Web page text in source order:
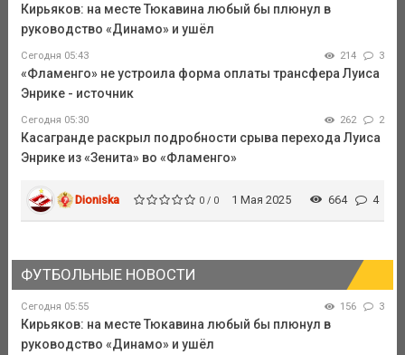
Кирьяков: на месте Тюкавина любый бы плюнул в
руководство «Динамо» и ушёл
Сегодня 05:43 214 3
«Фламенго» не устроила форма оплаты трансфера Луиса
Энрике - источник
Сегодня 05:30 262 2
Касагранде раскрыл подробности срыва перехода Луиса
Энрике из «Зенита» во «Фламенго»
Dioniska 0 / 0 1 Мая 2025 664 4
ФУТБОЛЬНЫЕ НОВОСТИ
Сегодня 05:55 156 3
Кирьяков: на месте Тюкавина любый бы плюнул в
руководство «Динамо» и ушёл